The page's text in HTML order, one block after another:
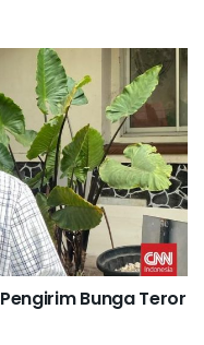
Bunga Teror